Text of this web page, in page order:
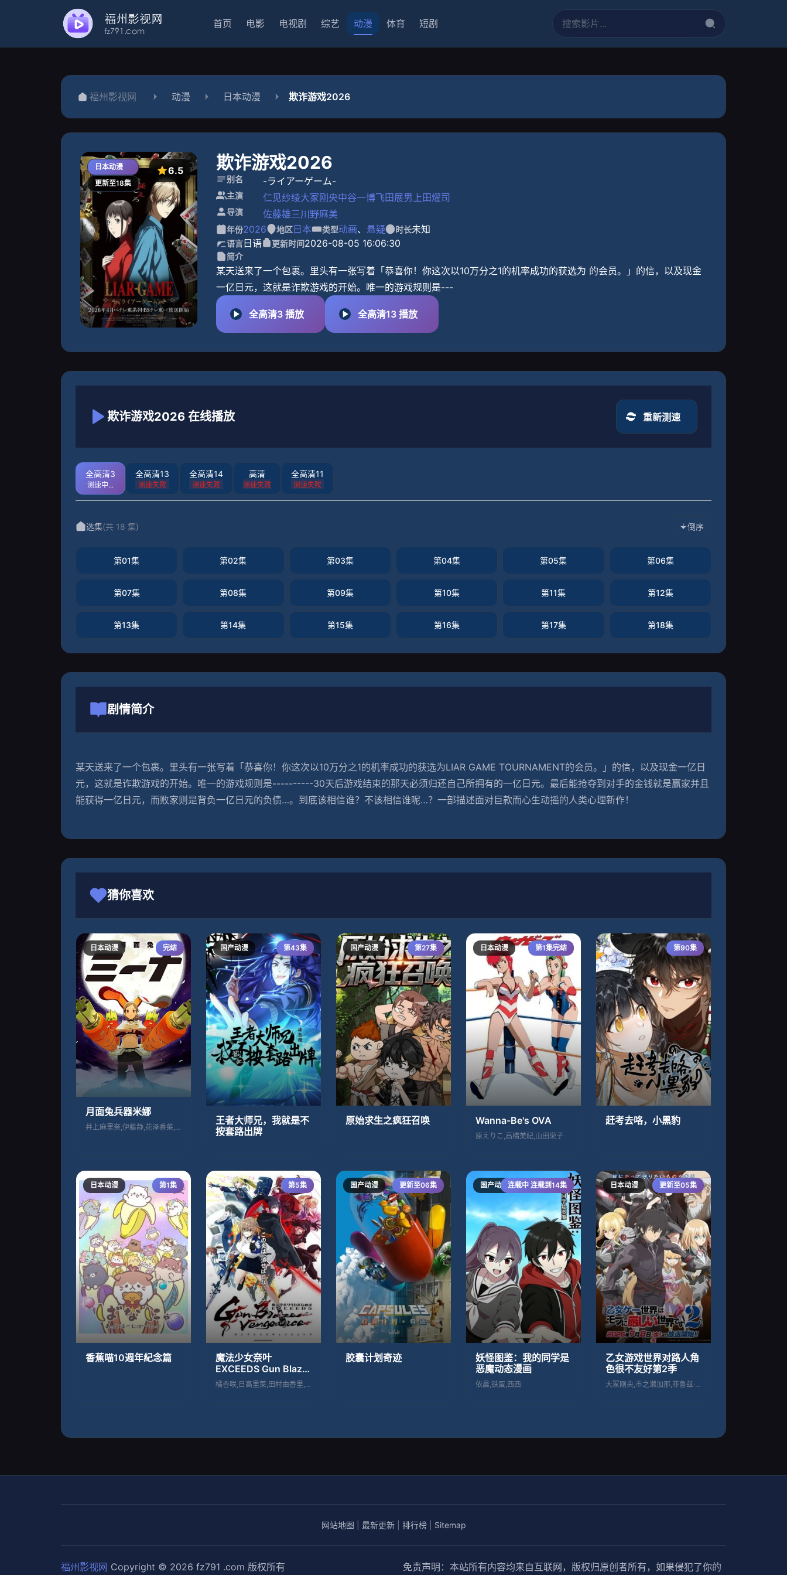
首页 电影 电视剧 综艺 动漫 体育 短剧
福州影视网 动漫 日本动漫 欺诈游戏2026
日本动漫
更新至18集
6.5 欺诈游戏2026
别名 -ライアーゲーム-
主演 仁见纱绫大冢刚央中谷一博飞田展男上田燿司
导演 佐藤雄三川野麻美
年份2026 地区 日本 类型动画、 悬疑 时长未知
语言日语 更新时间2026-08-05 16:06:30
简介
某天送来了一个包裹。里头有一张写着「恭喜你！你这次以10万分之1的机率成功的获选为 的会员。」的信，以及现金
一亿日元，这就是诈欺游戏的开始。唯一的游戏规则是---
全高清3 播放 全高清13 播放
欺诈游戏2026 在线播放 重新测速
全高清3
测速失败
全高清13
测速失败
全高清14
测速失败
高清
测速失败
全高清11
测速失败
选集(共 18 集) 倒序
第01集 第02集 第03集 第04集 第05集 第06集
第07集 第08集 第09集 第10集 第11集 第12集
第13集 第14集 第15集 第16集 第17集 第18集
剧情简介
某天送来了一个包裹。里头有一张写着「恭喜你！你这次以10万分之1的机率成功的获选为LIAR GAME TOURNAMENT的会员。」的信，以及现金一亿日
元，这就是诈欺游戏的开始。唯一的游戏规则是----------30天后游戏结束的那天必须归还自己所拥有的一亿日元。最后能抢夺到对手的金钱就是赢家并且
能获得一亿日元，而败家则是背负一亿日元的负债…。 到底该相信谁？不该相信谁呢…？ 一部描述面对巨款而心生动摇的人类心理新作！
猜你喜欢
日本动漫 完结
月面兔兵器米娜
井上麻里奈,伊藤静,花泽香菜,小岛和子,
国产动漫 第43集
王者大师兄，我就是不
按套路出牌
国产动漫 第27集
原始求生之疯狂召唤
日本动漫 第1集完结
Wanna-Be's OVA
原えりこ,高橋美紀,山田栄子
第90集
赶考去咯，小黑豹
日本动漫 第1集
香蕉喵10週年紀念篇
第5集
魔法少女奈叶
EXCEEDS Gun Blaze
Vengeance
橘杏咲,日高里菜,田村由香里,水树奈奈,
国产动漫 更新至06集
胶囊计划奇迹
国产动漫连载中 连载到14集
妖怪图鉴：我的同学是
恶魔动态漫画
依晨,铁蛋,西西
日本动漫 更新至05集
乙女游戏世界对路人角
色很不友好第2季
大冢刚央,市之濑加那,菲鲁兹·蓝,石田彰
网站地图 最新更新 排行榜 Sitemap
福州影视网 Copyright © 2026 fz791 .com 版权所有 免责声明：本站所有内容均来自互联网，版权归原创者所有，如果侵犯了你的